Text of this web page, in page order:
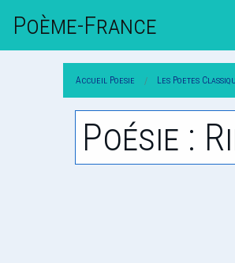
Poème-FrAnce
Accueil Poesie Les Poetes
Poésie :